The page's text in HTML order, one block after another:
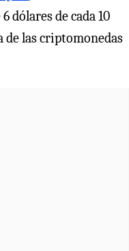
dólares de cada 10
las criptomonedas